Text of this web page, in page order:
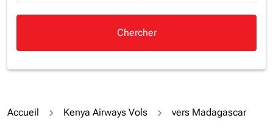
Chercher
Accueil Kenya Airways Vols vers Madagascar